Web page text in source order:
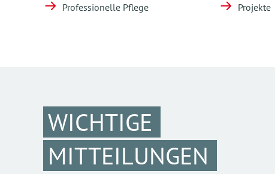
Professionelle Pflege
Projekte
WICHTIGE
MITTEILUNGEN